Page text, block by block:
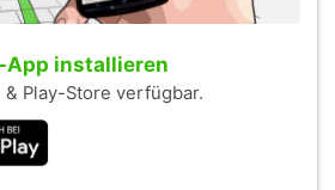
installieren
& Play-Store verfügbar.